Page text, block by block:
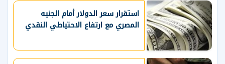
استقرار سعر الدولار أمام الجنيه
المصري مع ارتفاع الاحتياطي النقدي